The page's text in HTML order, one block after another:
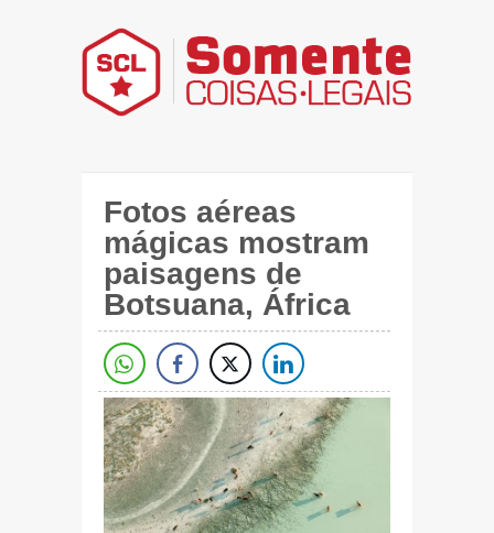
Fotos aéreas
mágicas mostram
paisagens de
Botsuana, África